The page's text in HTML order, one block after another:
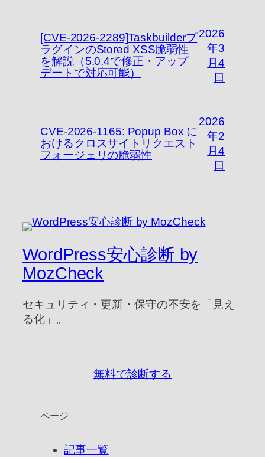
[CVE-2026-2289]Taskbuilderプ
ラグインのStored XSS脆弱性
を解説（5.0.4で修正・アップ
デートで対応可能）
2026
年3
月4
日
CVE-2026-1165: Popup Box に
おけるクロスサイトリクエスト
フォージェリの脆弱性
2026
年2
月4
日
WordPress安心診断 by
MozCheck
セキュリティ・更新・保守の不安を「見え
る化」。
無料で診断する
ページ
記事一覧